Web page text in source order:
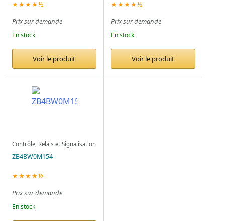
★★★★½
Prix sur demande
En stock
Voir le produit
★★★★½
Prix sur demande
En stock
Voir le produit
Contrôle, Relais et Signalisation
ZB4BW0M154
★★★★½
Prix sur demande
En stock